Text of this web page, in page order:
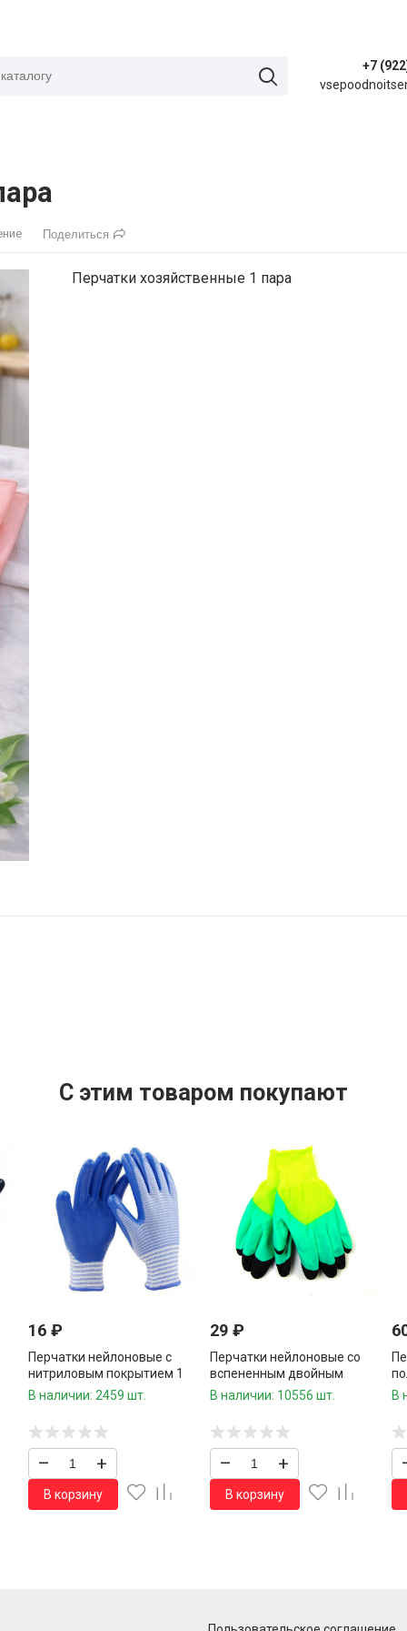
+7
Поделиться
Перчатки хозяйственные 1 пара
C этим товаром покупают
16 ₽
Перчатки нейлоновые с
нитриловым покрытием 1
пара /960 шт.коробка/
В наличии: 2459 шт.
– +
В корзину
29 ₽
Перчатки нейлоновые со
вспененным двойным
латексным покрытием 1
В наличии: 10556 шт.
– +
В корзину
В